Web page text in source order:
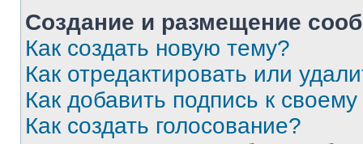
Создание и размещение
Как создать новую тему?
Как отредактировать или
Как добавить подпись к
Как создать голосование?